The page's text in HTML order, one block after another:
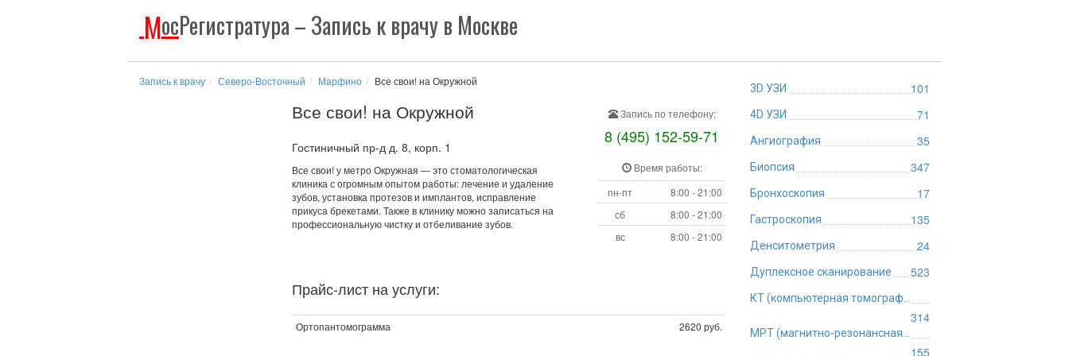
МосРегистратура– Запись к врачу в Москве
Запись к врачу Северо-Восточный Марфино Все свои! на Окружной
Все свои! на Окружной
Гостиничный пр-д д. 8, корп. 1
Все свои! у метро Окружная — это стоматологическая
клиника с огромным опытом работы: лечение и удаление
зубов, установка протезов и имплантов, исправление
прикуса брекетами. Также в клинику можно записаться на
профессиональную чистку и отбеливание зубов.
Запись по телефону:
8 (495) 152-59-71
Время работы:
пн-пт
8:00 - 21:00
сб
8:00 - 21:00
вс
8:00 - 21:00
Прайс-лист на услуги:
Ортопантомограмма 2620 руб.
3D УЗИ 101
4D УЗИ 71
Ангиография 35
Биопсия 347
Бронхоскопия 17
Гастроскопия 135
Денситометрия 24
Дуплексное сканирование 523
314
155